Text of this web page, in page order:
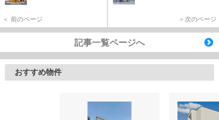
＜ 前のページ ＞次のページ
記事一覧ページへ
おすすめ物件